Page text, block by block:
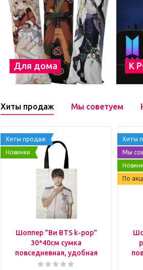
Для дома К
Хиты продаж Мы советуем
Хиты продаж
Новинки
Шоппер "Ви BTS k-pop"
30*40см сумка
повседневная, удобная
Хиты
Мы
По